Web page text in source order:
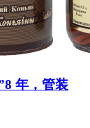
年，管装